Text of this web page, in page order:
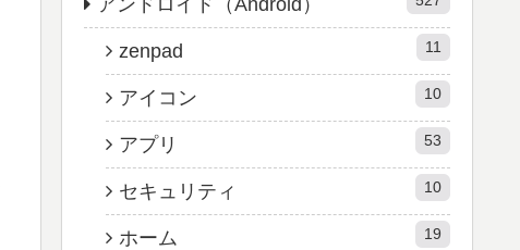
zenpad 11
アイコン 10
アプリ 53
セキュリティ 10
ホーム 19